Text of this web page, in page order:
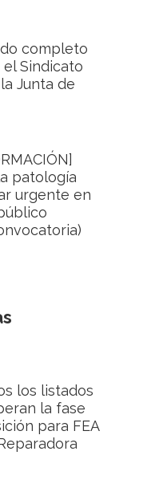
completo
Sindicato
Junta de
patología
urgente en
los listados
la fase
para FEA